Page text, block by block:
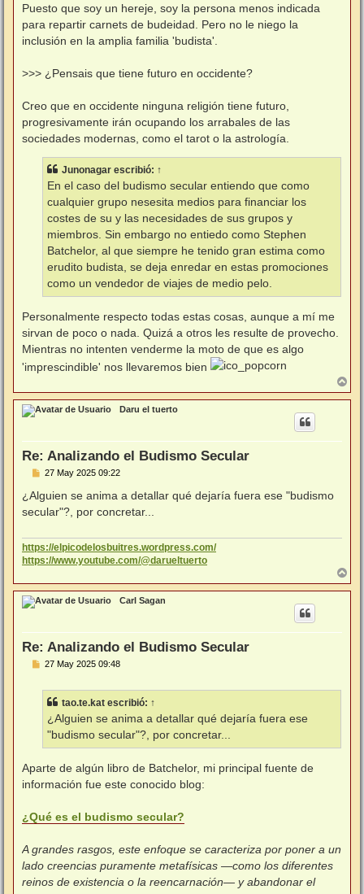
Puesto que soy un hereje, soy la persona menos indicada
para repartir carnets de budeidad. Pero no le niego la
inclusión en la amplia familia 'budista'.
>>> ¿Pensais que tiene futuro en occidente?
Creo que en occidente ninguna religión tiene futuro,
progresivamente irán ocupando los arrabales de las
sociedades modernas, como el tarot o la astrología.
Junonagar escribió: ↑
En el caso del budismo secular entiendo que como
cualquier grupo nesesita medios para financiar los
costes de su y las necesidades de sus grupos y
miembros. Sin embargo no entiedo como Stephen
Batchelor, al que siempre he tenido gran estima como
erudito budista, se deja enredar en estas promociones
como un vendedor de viajes de medio pelo.
Personalmente respecto todas estas cosas, aunque a mí me
sirvan de poco o nada. Quizá a otros les resulte de provecho.
Mientras no intenten venderme la moto de que es algo
'imprescindible' nos llevaremos bien
r
r
Daru el tuerto
Re: Analizando el Budismo Secular
M
n
s
a
27 May 2025 09:22
¿Alguien se anima a detallar qué dejaría fuera ese "budismo
secular"?, por concretar...
https://elpicodelosbuitres.wordpress.com/
https://www.youtube.com/@darueltuerto
r
r
Carl Sagan
Re: Analizando el Budismo Secular
M
27 May 2025 09:48
tao.te.kat escribió: ↑
¿Alguien se anima a detallar qué dejaría fuera ese
"budismo secular"?, por concretar...
Aparte de algún libro de Batchelor, mi principal fuente de
información fue este conocido blog:
¿Qué es el budismo secular?
A grandes rasgos, este enfoque se caracteriza por poner a un
lado creencias puramente metafísicas —como los diferentes
reinos de existencia o la reencarnación— y abandonar el